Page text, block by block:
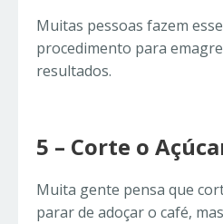
Muitas pessoas fazem
procedimento para
resultados.
5 – Corte o
Muita gente pensa que
parar de adoçar o café,